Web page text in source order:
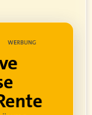
WERBUNG